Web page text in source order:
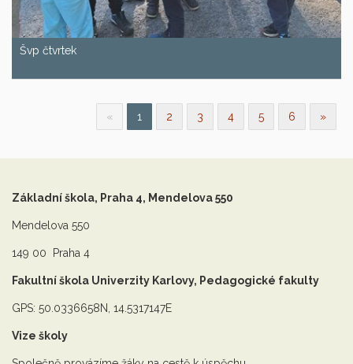
Švp čtvrtek
« 1 2 3 4 5 6 »
Základní škola, Praha 4, Mendelova 550
Mendelova 550
149 00 Praha 4
Fakultní škola Univerzity Karlovy, Pedagogické fakulty
GPS: 50.0336658N, 14.5317147E
Vize školy